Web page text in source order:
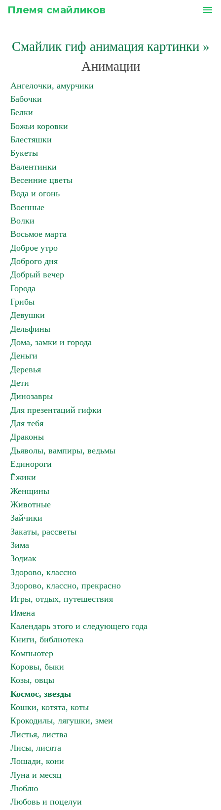
Племя смайликов menu
Смайлик гиф анимация картинки»
Анимации
Ангелочки, амурчики
Бабочки
Белки
Божьи коровки
Блестяшки
Букеты
Валентинки
Весенние цветы
Вода и огонь
Военные
Волки
Восьмое марта
Доброе утро
Доброго дня
Добрый вечер
Города
Грибы
Девушки
Дельфины
Дома, замки и города
Деньги
Деревья
Дети
Динозавры
Для презентаций гифки
Для тебя
Драконы
Дьяволы, вампиры, ведьмы
Единороги
Ёжики
Женщины
Животные
Зайчики
Закаты, рассветы
Зима
Зодиак
Здорово, классно
Здорово, классно, прекрасно
Игры, отдых, путешествия
Имена
Календарь этого и следующего года
Книги, библиотека
Компьютер
Коровы, быки
Козы, овцы
Космос, звезды
Кошки, котята, коты
Крокодилы, лягушки, змеи
Листья, листва
Лисы, лисята
Лошади, кони
Луна и месяц
Люблю
Любовь и поцелуи